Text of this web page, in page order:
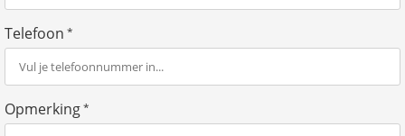
Telefoon *
Opmerking*